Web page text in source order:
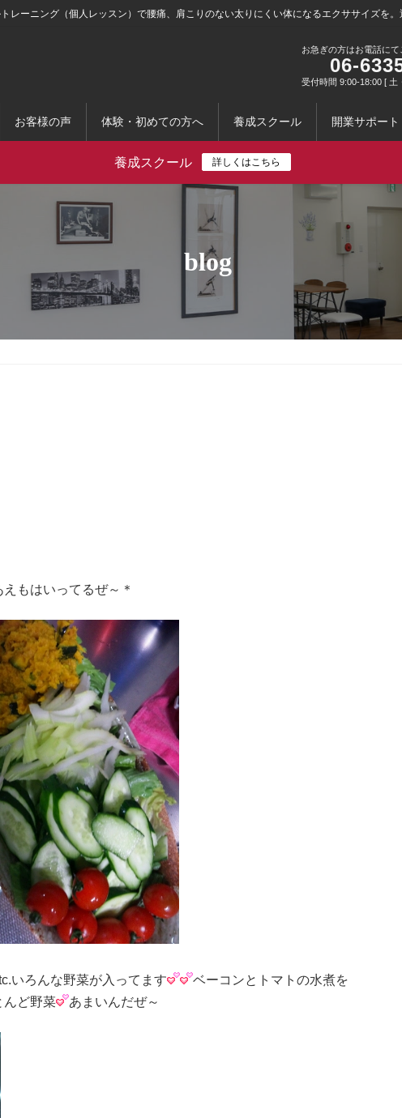
レーニング（個人レッスン）で腰痛、肩こりのない太りにくい体になるエクササイズを
お急ぎの方はお電話に
06-
受付時間 9:00-18:00 [ 土
お客様の声 体験・初めての方へ 養成スクール 開業サポート
養成スクール 詳しくはこちら
blog
もはいってるぜ～＊
いろんな野菜が入ってます
ベーコンとトマトの水煮を
んど野菜
あまいんだぜ～